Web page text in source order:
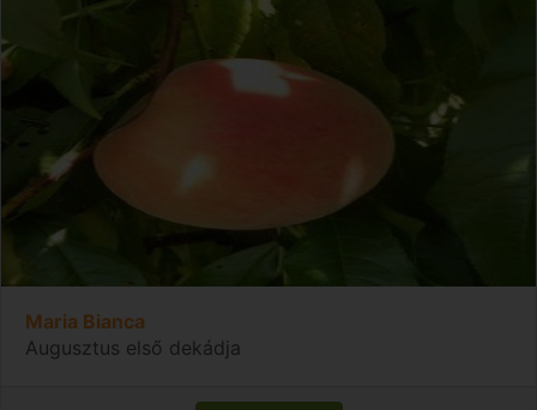
Maria Bianca
Augusztus első dekádja